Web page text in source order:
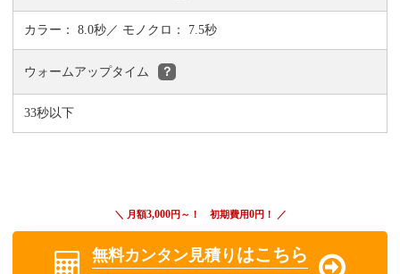
カラー： 8.0秒／ モノクロ： 7.5秒
ウォームアップタイム ？
33秒以下
＼ 月額3,000円～！ 初期費用0円！ ／
無料カンタン見積り はこちら